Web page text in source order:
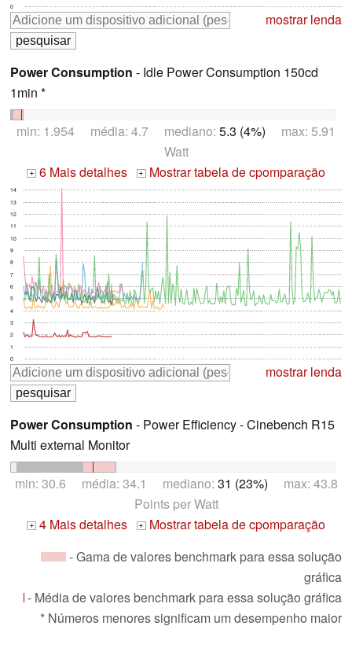
0
mostrar lenda
Power Consumption - Idle Power Consumption 150cd
1min *
min: 1.954 média: 4.7 mediano: 5.3 (4%) max: 5.91
Watt
+ 6 Mais detalhes + Mostrar tabela de cpomparação
0
1
2
3
4
5
6
7
8
9
10
11
12
13
14
mostrar lenda
Power Consumption - Power Efficiency - Cinebench R15
Multi external Monitor
min: 30.6 média: 34.1 mediano: 31 (23%) max: 43.8
Points per Watt
+ 4 Mais detalhes + Mostrar tabela de cpomparação
- Gama de valores benchmark para essa solução
gráfica
- Média de valores benchmark para essa solução gráfica
* Números menores significam um desempenho maior